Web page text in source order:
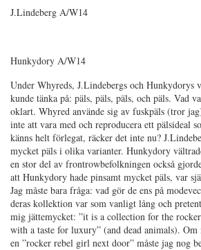
J.Lindeberg A/W14
Hunkydory A/W14
Under Whyreds, J.Lindebergs och Hunkydorys
kunde tänka på: päls, päls, päls, och päls. Vad
oklart. Whyred använde sig av fuskpäls (tror
inte att vara med och reproducera ett pälsideal
känns helt förlegat, räcker det inte nu?
mycket päls i olika varianter. Hunkydory
en stor del av frontrowbefolkningen också
att Hunkydory hade pinsamt mycket päls, var
Jag måste bara fråga: vad gör de ens på
deras kollektion var som vanligt lång och
mig jättemycket: ”it is a collection for the
with a taste for luxury” (and dead animals).
en ”rocker rebel girl next door” måste jag nog